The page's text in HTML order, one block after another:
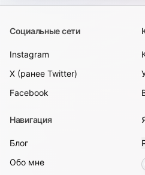
Социальные сети
Instagram
X (ранее Twitter)
Facebook
Навигация
Блог
Обо мне